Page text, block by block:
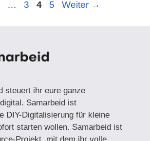
… Seite
3 Seite
4 Seite
5 Weiter →
steuert ihr eure ganze
Samarbeid ist
DIY-Digitalisierung für kleine
starten wollen. Samarbeid ist